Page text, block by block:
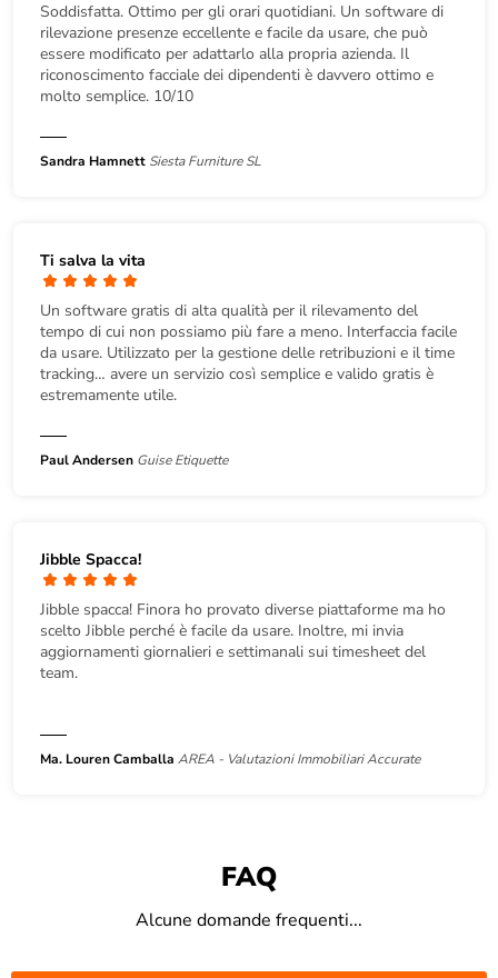
Soddisfatta. Ottimo per gli orari quotidiani. Un software di
rilevazione presenze eccellente e facile da usare, che può
essere modificato per adattarlo alla propria azienda. Il
riconoscimento facciale dei dipendenti è davvero ottimo e
molto semplice. 10/10
Sandra Hamnett Siesta Furniture SL
Ti salva la vita
Un software gratis di alta qualità per il rilevamento del
tempo di cui non possiamo più fare a meno. Interfaccia facile
da usare. Utilizzato per la gestione delle retribuzioni e il time
tracking… avere un servizio così semplice e valido gratis è
estremamente utile.
Paul Andersen Guise Etiquette
Jibble Spacca!
Jibble spacca! Finora ho provato diverse piattaforme ma ho
scelto Jibble perché è facile da usare. Inoltre, mi invia
aggiornamenti giornalieri e settimanali sui timesheet del
team.
Ma. Louren Camballa AREA - Valutazioni Immobiliari Accurate
FAQ
Alcune domande frequenti...